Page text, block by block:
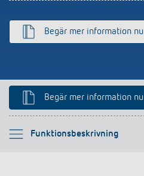
Begär mer information nu
Begär mer information nu
Funktionsbeskrivning
Vänligen välj